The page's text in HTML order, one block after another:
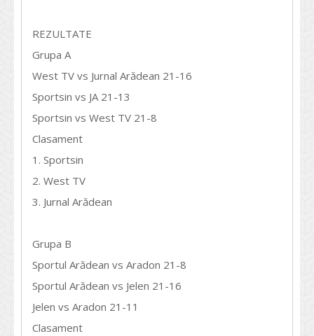
REZULTATE
Grupa A
West TV vs Jurnal Arădean 21-16
Sportsin vs JA 21-13
Sportsin vs West TV 21-8
Clasament
1. Sportsin
2. West TV
3. Jurnal Arădean
Grupa B
Sportul Arădean vs Aradon 21-8
Sportul Arădean vs Jelen 21-16
Jelen vs Aradon 21-11
Clasament